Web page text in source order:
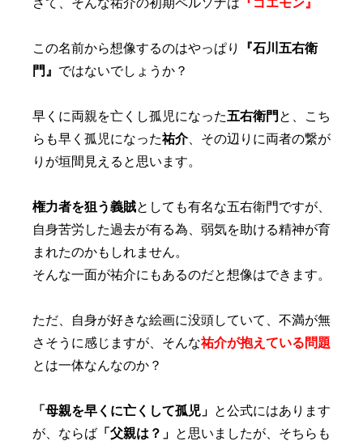
この名前から想像するのはやっぱり
『石川五右衛
門』 ではないでしょうか？
早くに両親を亡くし孤児になった五右衛門 と、こち
らも早く孤児になった祐介、その辺りに両者の繋が
りが垣間見えると思います。
権力者を狙う義賊としても有名な五右衛門ですが、
自身苦労した過去が有る為、弱気を助ける精神が育
まれたのかもしれません。
そんな一面が祐介にもあるのだと想像はできます。
ただ、自身が好きな絵画に没頭していて、不満が無
さそうに感じますが、そんな祐介が抱えている問題
とは一体なんなのか？
「母親を早くに亡くして孤児」 と公式にはあります
が、ならば 「父親は？」 と思いましたが、そちらも